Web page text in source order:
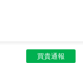
買貴通報